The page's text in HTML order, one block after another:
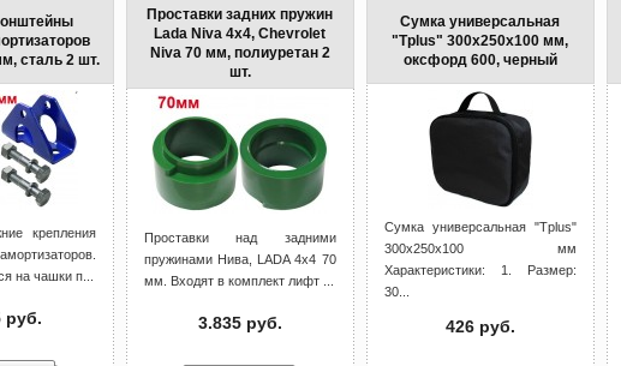
сталь 2 шт.
крепления
на чашки п...
руб.
Проставки задних пружин
Lada Niva 4x4, Chevrolet
Niva 70 мм, полиуретан 2
шт.
Проставки над задними
пружинами Нива, LADA 4x4 70
мм. Входят в комплект лифт ...
3.835 руб.
Сумка универсальная
"Tplus" 300х250х100 мм,
оксфорд 600, черный
Сумка универсальная "Tplus"
300х250х100 мм
Характеристики: 1. Размер:
30...
426 руб.